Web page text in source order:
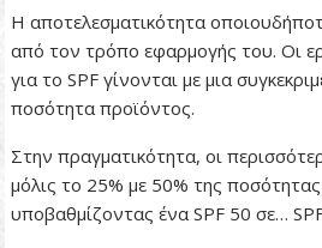
Η αποτελεσματικότητα
από τον τρόπο εφαρμογής του. Οι
για το SPF γίνονται με μια
ποσότητα προϊόντος.
Στην πραγματικότητα, οι
μόλις το 25% με 50% της
υποβαθμίζοντας ένα SPF 50 σε…